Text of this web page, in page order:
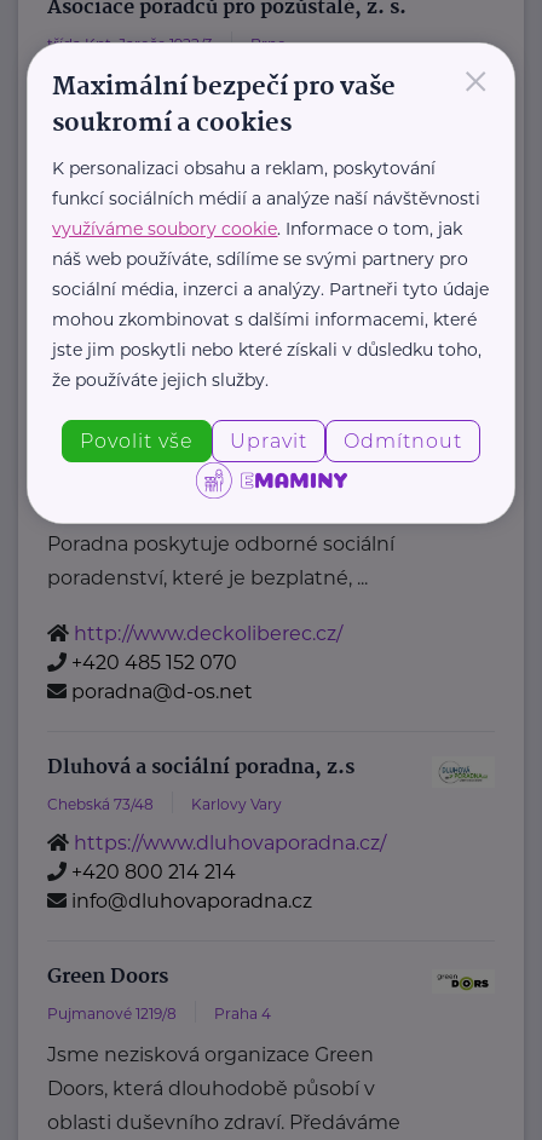
Asociace poradců pro pozůstalé, z. s.
třída Kpt. Jaroše 1922/3 Brno
Hlavním účelem je rozvoj a
propagace poradenství pro pozůstalé.
Sdružení usiluje o:
a) zpracování koncepce poradenství ...
https://poradci-pro-pozustale.cz/
info@poradci-pro-pozustale.cz
Bronzový partner
Déčko Liberec z.s.
Švermova 32 Liberec 10
Občanskou poradnu Déčko
Poradna poskytuje odborné sociální
poradenství, které je bezplatné, ...
http://www.deckoliberec.cz/
+420 485 152 070
poradna@d-os.net
Dluhová a sociální poradna, z.s
Chebská 73/48 Karlovy Vary
https://www.dluhovaporadna.cz/
+420 800 214 214
info@dluhovaporadna.cz
Green Doors
Pujmanové 1219/8 Praha 4
Jsme nezisková organizace Green
Doors, která dlouhodobě působí v
oblasti duševního zdraví. Předáváme
×
Maximální bezpečí pro vaše
soukromí a cookies
K personalizaci obsahu a reklam, poskytování
funkcí sociálních médií a analýze naší návštěvnosti
využíváme soubory cookie. Informace o tom, jak
náš web používáte, sdílíme se svými partnery pro
sociální média, inzerci a analýzy. Partneři tyto údaje
mohou zkombinovat s dalšími informacemi, které
jste jim poskytli nebo které získali v důsledku toho,
že používáte jejich služby.
Povolit vše Upravit Odmítnout